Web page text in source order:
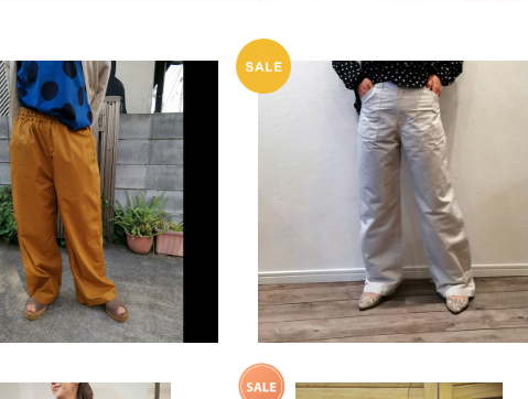
ージーワイドパンツ（7212S
ナチュ
ラルランドリー
¥9,240
30%OFF
SOLD OUT
ＣＬカルゼサイクリストパンツ （7214
P005) NATURAL LAUNDRY
ナチュラルランドリー
¥8,448
40%OFF
SOLD OUT